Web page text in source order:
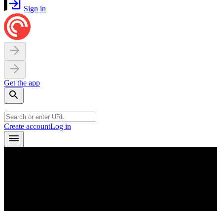
Sign in
Get the app
Create accountLog in